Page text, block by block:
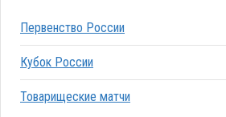
Первенство России
Кубок России
Товарищеские матчи